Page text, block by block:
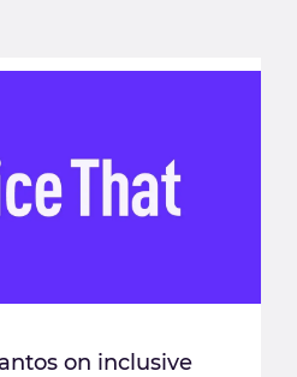
on inclusive